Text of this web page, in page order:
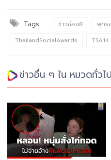
Tags: ข่าวช่อง8 พุทธ
ThailandSocialAwards
TSA14
ข่าวอื่น ๆ ใน หมวดทั่วไป